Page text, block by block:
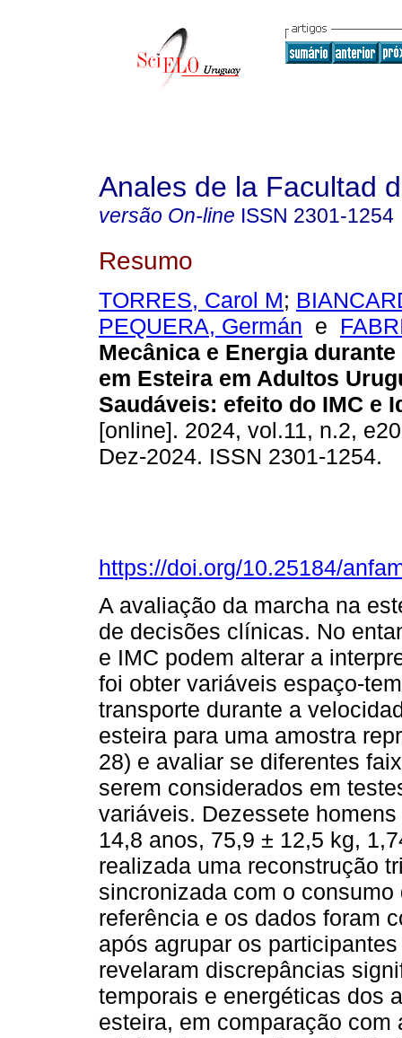
Anales de la Facultad
versão On-line ISSN 2301-1254
Resumo
TORRES, Carol M;
PEQUERA, Germán e
Mecânica e Energia
em Esteira em Adultos
Saudáveis: efeito do IMC e
[online]. 2024, vol.11, n.2,
Dez-2024. ISSN 2301-1254.
https://doi.org/10.25184/
A avaliação da marcha na
de decisões clínicas. No
e IMC podem alterar a
foi obter variáveis espaço-
transporte durante a
esteira para uma amostra
28) e avaliar se diferentes
serem considerados em
variáveis. Dezessete
14,8 anos, 75,9 ± 12,5 kg,
realizada uma reconstrução
sincronizada com o
referência e os dados foram
após agrupar os
revelaram discrepâncias
temporais e energéticas dos
esteira, em comparação com